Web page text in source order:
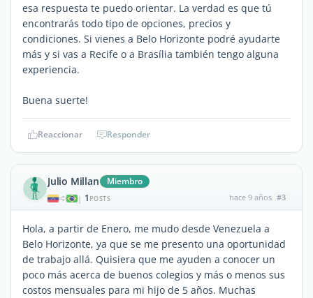
esa respuesta te puedo orientar. La verdad es que tú
encontrarás todo tipo de opciones, precios y
condiciones. Si vienes a Belo Horizonte podré ayudarte
más y si vas a Recife o a Brasília también tengo alguna
experiencia.
Buena suerte!
Reaccionar Responder
Julio Millan Miembro
| 1 POSTS hace 9 años #3
Hola, a partir de Enero, me mudo desde Venezuela a
Belo Horizonte, ya que se me presento una oportunidad
de trabajo allá. Quisiera que me ayuden a conocer un
poco más acerca de buenos colegios y más o menos sus
costos mensuales para mi hijo de 5 años. Muchas